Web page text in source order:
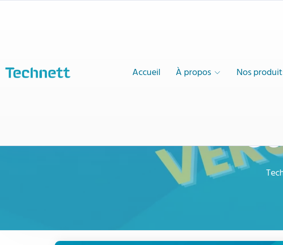
Accueil À propos Nos